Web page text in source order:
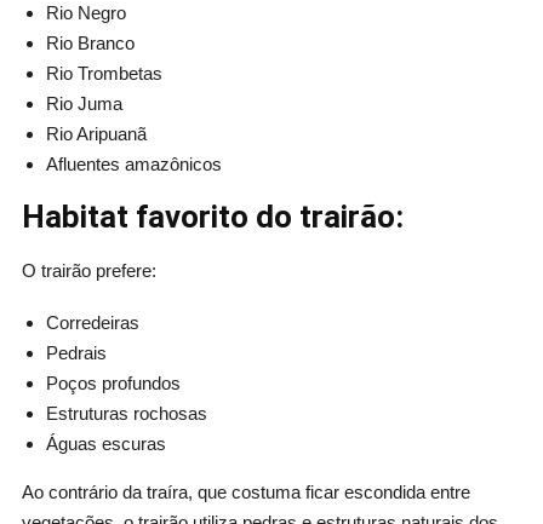
Rio Negro
Rio Branco
Rio Trombetas
Rio Juma
Rio Aripuanã
Afluentes amazônicos
Habitat favorito do trairão:
O trairão prefere:
Corredeiras
Pedrais
Poços profundos
Estruturas rochosas
Águas escuras
Ao contrário da traíra, que costuma ficar escondida entre